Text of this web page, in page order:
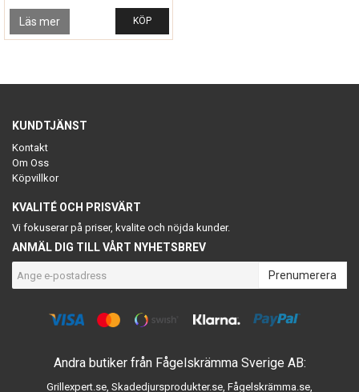
Läs mer KÖP
KUNDTJÄNST
Kontakt
Om Oss
Köpvillkor
KVALITÉ OCH PRISVÄRT
Vi fokuserar på priser, kvalite och nöjda kunder.
ANMÄL DIG TILL VÅRT NYHETSBREV
Prenumerera
Andra butiker från Fågelskrämma Sverige AB:
Grillexpert.se Skadedjursprodukter.se Fågelskrämma.se